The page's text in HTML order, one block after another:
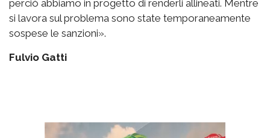
perciò abbiamo in progetto di renderli allineati. Mentre
si lavora sul problema sono state temporaneamente
sospese le sanzioni».
Fulvio Gatti